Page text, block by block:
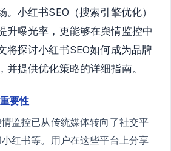
。小红书SEO（搜索引擎优化）
升曝光率，更能够在舆情监控中
将探讨小红书SEO如何成为品牌
并提供优化策略的详细指南。
要性
监控已从传统媒体转向了社交平
红书等。用户在这些平台上分享